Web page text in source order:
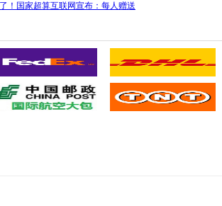
！国家超算互联网宣布：每人赠送